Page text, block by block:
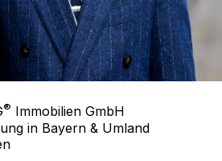
® Immobilien GmbH
in Bayern & Umland